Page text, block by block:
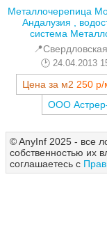
Металлочерепица
Андалузия ,
система
24.04.2013
Цена за м2 250 р/
ООО
© AnyInf 2025 - все
собственностью их
соглашаетесь с